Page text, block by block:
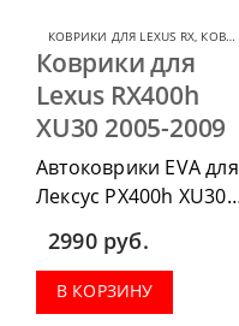
КОВРИКИ ДЛЯ LEXUS RX КОВРИКИ ДЛЯ LEXUS
Коврики для
Lexus RX400h
XU30 2005-2009
Автоковрики EVA для
Лексус РХ400h XU30
приобрести в
комплектации:
водительский коврик,
2990 руб.
В КОРЗИНУ